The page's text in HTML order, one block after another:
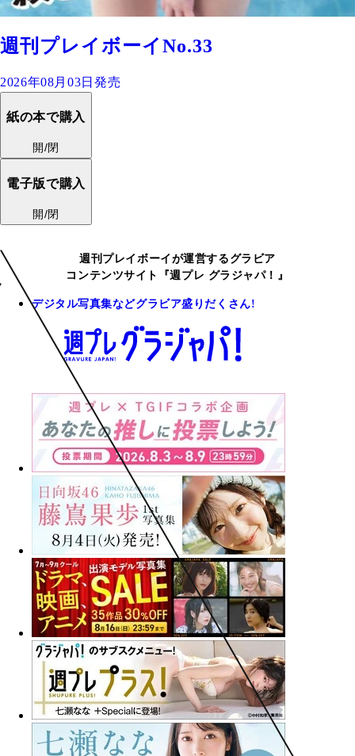
週刊プレイボーイNo.33
2026年08月03日発売
紙の本で購入
開/閉
電子版で購入
開/閉
週刊プレイボーイが運営するグラビア
コンテンツサイト『週プレ グラジャパ！』
デジタル写真集などグラビア盛りだくさん!